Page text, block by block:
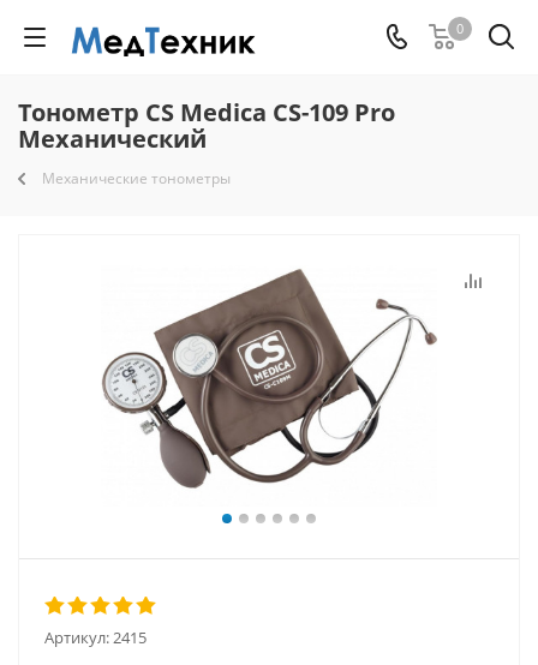
0
Тонометр CS Medica CS-109 Pro
Механический
Механические тонометры
Артикул:2415